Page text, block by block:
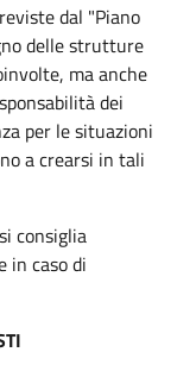
dal "Piano
delle strutture
ma anche
dei
per le situazioni
a crearsi in tali
consiglia
in caso di